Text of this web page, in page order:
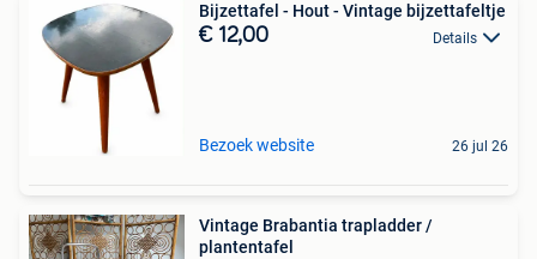
Bijzettafel - Hout - Vintage bijzettafeltje
€ 12,00 Details
Bezoek website 26 jul 26
Vintage Brabantia trapladder /
plantentafel